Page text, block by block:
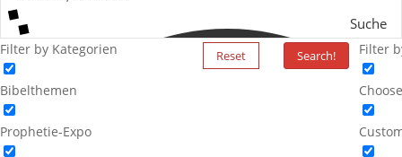
Suche
Filter by Kategorien
Bibelthemen
Prophetie-Expo
Reset Search! Filter